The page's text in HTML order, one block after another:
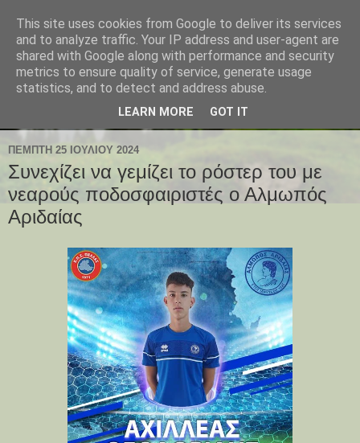
ΠΈΜΠΤΗ 25 ΙΟΥΛΊΟΥ 2024
Συνεχίζει να γεμίζει το ρόστερ του με
νεαρούς ποδοσφαιριστές ο Αλμωπός
Αριδαίας
This site uses cookies from Google to deliver its services
and to analyze traffic. Your IP address and user-agent are
shared with Google along with performance and security
metrics to ensure quality of service, generate usage
statistics, and to detect and address abuse.
LEARN MORE GOT IT